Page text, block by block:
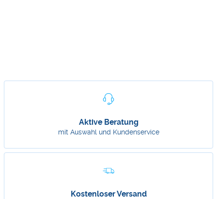
Aktive Beratung
mit Auswahl und Kundenservice
Kostenloser Versand